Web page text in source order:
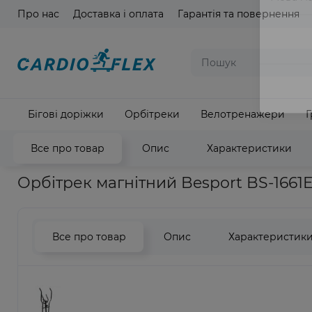
Про нас Доставка і оплата Гарантія та повернення
Бігові доріжки Орбітреки Велотренажери
Все про товар Опис Характеристики
Головна Кардіотренажери Орбітреки Орбітрек Besport
Орбітрек магнітний Besport BS-
Все про товар Опис Характеристики